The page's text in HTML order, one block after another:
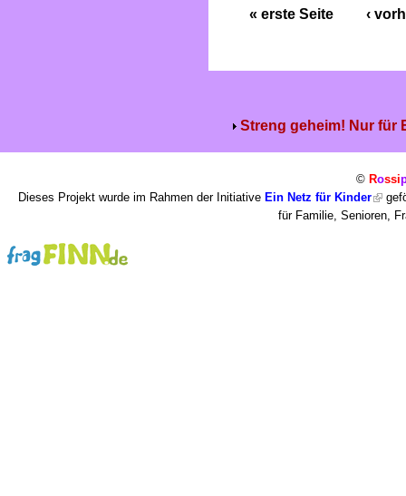
« erste Seite ‹
Streng geheim! Nur für
© Rossi
Dieses Projekt wurde im Rahmen der Initiative Ein Netz für Kinder
für Familie, Senioren,